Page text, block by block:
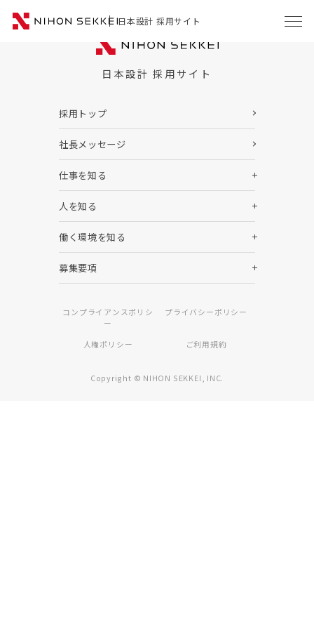
日本設計 採用サイト
日本設計 採用サイト
採用トップ
社長メッセージ
仕事を知る
人を知る
働く環境を知る
募集要項
コンプライアンスポリシ
ー
プライバシーポリシー
人権ポリシー ご利用規約
Copyright © NIHON SEKKEI, INC.